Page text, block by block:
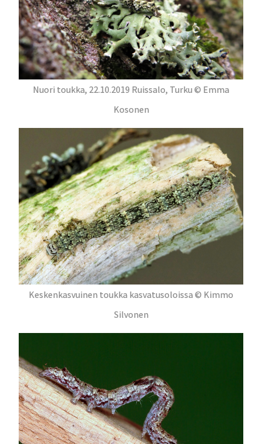
Nuori toukka, 22.10.2019 Ruissalo, Turku © Emma
Kosonen
Keskenkasvuinen toukka kasvatusoloissa © Kimmo
Silvonen